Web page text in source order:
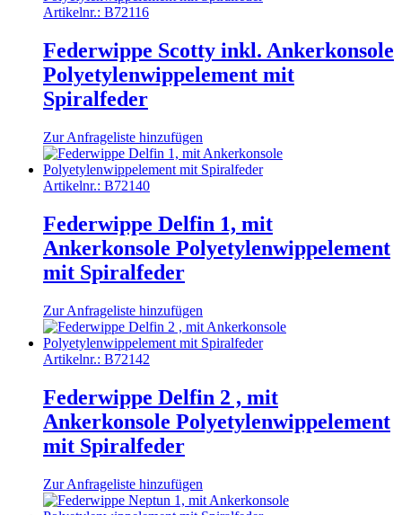
Artikelnr.: B72116
Federwippe Scotty inkl. Ankerkonsole
Polyetylenwippelement mit
Spiralfeder
Zur Anfrageliste hinzufügen
Artikelnr.: B72140
Federwippe Delfin 1, mit
Ankerkonsole Polyetylenwippelement
mit Spiralfeder
Zur Anfrageliste hinzufügen
Artikelnr.: B72142
Federwippe Delfin 2 , mit
Ankerkonsole Polyetylenwippelement
mit Spiralfeder
Zur Anfrageliste hinzufügen